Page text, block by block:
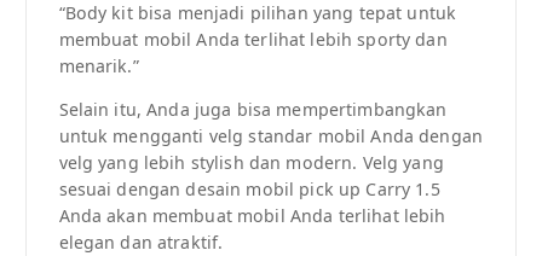
“Body kit bisa menjadi pilihan yang tepat untuk
membuat mobil Anda terlihat lebih sporty dan
menarik.”
Selain itu, Anda juga bisa mempertimbangkan
untuk mengganti velg standar mobil Anda dengan
velg yang lebih stylish dan modern. Velg yang
sesuai dengan desain mobil pick up Carry 1.5
Anda akan membuat mobil Anda terlihat lebih
elegan dan atraktif.